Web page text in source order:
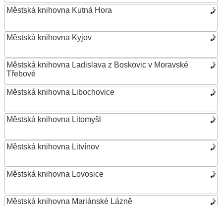
Městská knihovna Kutná Hora
Městská knihovna Kyjov
Městská knihovna Ladislava z Boskovic v Moravské
Třebové
Městská knihovna Libochovice
Městská knihovna Litomyšl
Městská knihovna Litvínov
Městská knihovna Lovosice
Městská knihovna Mariánské Lázně